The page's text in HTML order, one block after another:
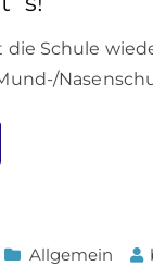
Schule
Allgemein